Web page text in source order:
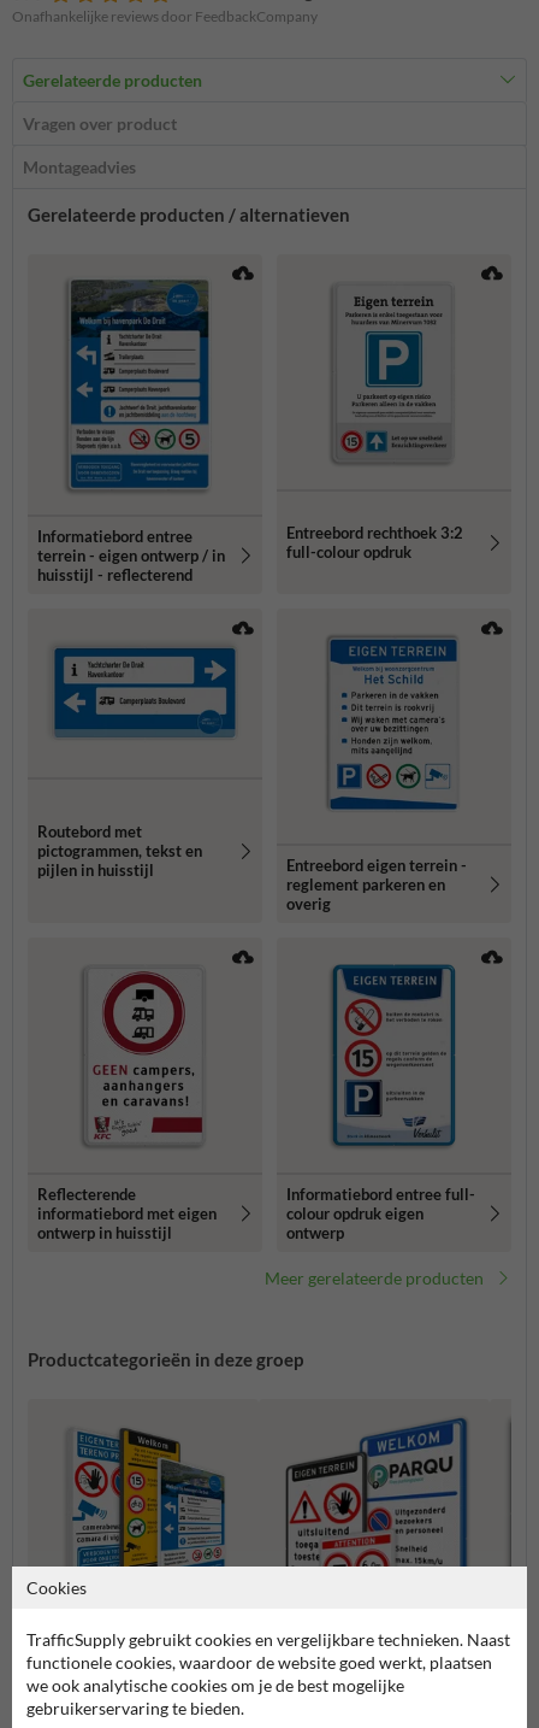
Onafhankelijke reviews door FeedbackCompany
Gerelateerde producten
Vragen over product
Montageadvies
Gerelateerde producten / alternatieven
Informatiebord entree
terrein - eigen ontwerp / in
huisstijl - reflecterend
Entreebord rechthoek 3:2
full-colour opdruk
Routebord met
pictogrammen, tekst en
pijlen in huisstijl
Entreebord eigen terrein -
reglement parkeren en
overig
Reflecterende
informatiebord met eigen
ontwerp in huisstijl
Informatiebord entree full-
colour opdruk eigen
ontwerp
Meer gerelateerde producten
Productcategorieën in deze groep
Toegangsborden op maat
Cookies
TrafficSupply gebruikt cookies en vergelijkbare technieken. Naast
functionele cookies, waardoor de website goed werkt, plaatsen
we ook analytische cookies om je de best mogelijke
gebruikerservaring te bieden.